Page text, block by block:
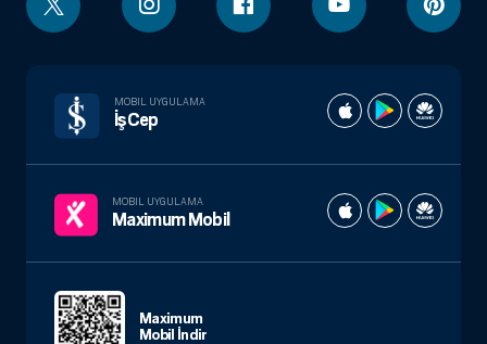
MOBIL UYGULAMA
İşCep
MOBIL UYGULAMA
Maximum Mobil
Maximum
Mobil İndir